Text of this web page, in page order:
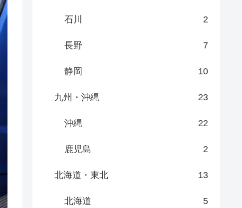
石川 2
長野 7
静岡 10
九州・沖縄 23
沖縄 22
鹿児島 2
北海道・東北 13
北海道 5